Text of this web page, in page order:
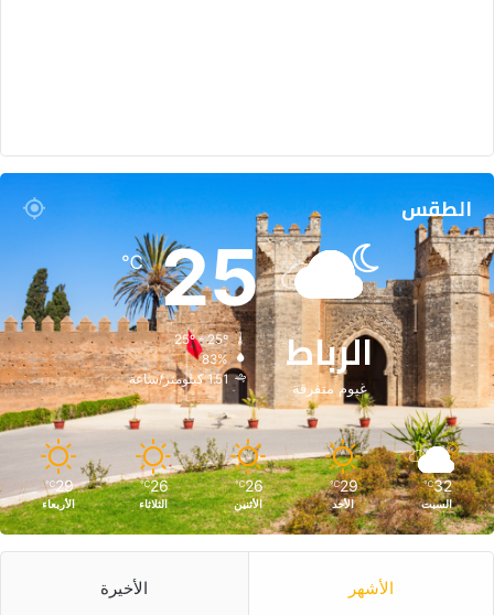
الطقس
الرباط
غيوم متفرقة
25
℃
25º - 25º
83%
1.51 كيلومتر/ساعة
32
℃
السبت
29
℃
الأحد
26
℃
الأثنين
26
℃
الثلاثاء
29
℃
الأربعاء
الأشهر الأخيرة